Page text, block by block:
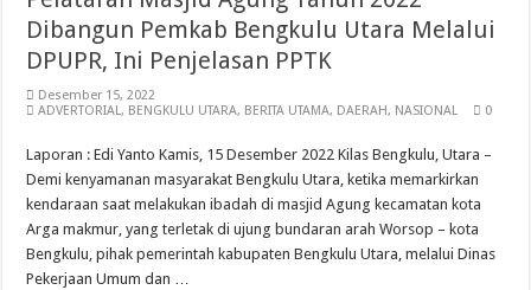
Dibangun Pemkab Bengkulu Utara Melalui
DPUPR, Ini Penjelasan PPTK
Desember 15, 2022
ADVERTORIAL, BENGKULU UTARA, BERITA UTAMA, DAERAH, NASIONAL 0
Laporan : Edi Yanto Kamis, 15 Desember 2022 Kilas Bengkulu, Utara –
Demi kenyamanan masyarakat Bengkulu Utara, ketika memarkirkan
kendaraan saat melakukan ibadah di masjid Agung kecamatan kota
Arga makmur, yang terletak di ujung bundaran arah Worsop – kota
Bengkulu, pihak pemerintah kabupaten Bengkulu Utara, melalui Dinas
Pekerjaan Umum dan …